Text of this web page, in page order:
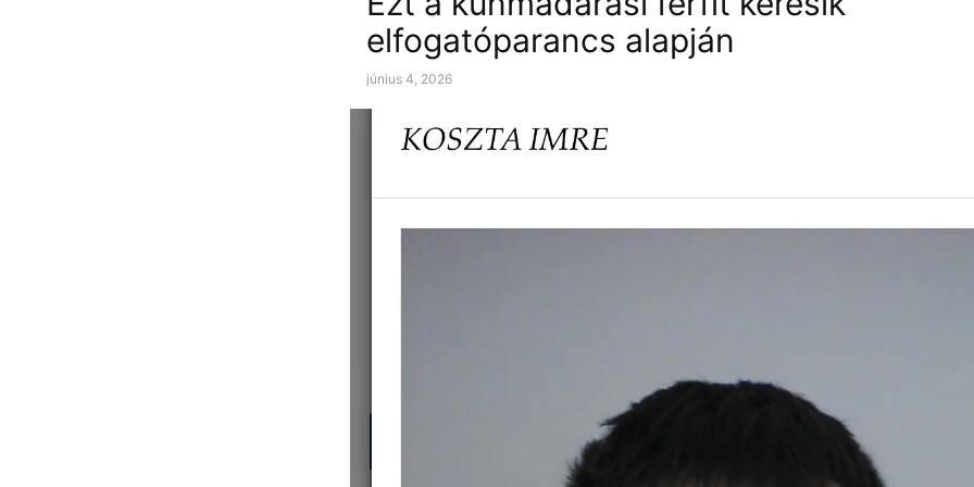
elfogatóparancs alapján
június 4, 2026